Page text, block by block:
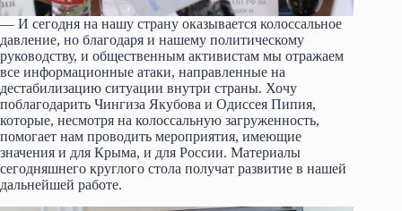
— И сегодня на нашу страну оказывается колоссальное
давление, но благодаря и нашему политическому
руководству, и общественным активистам мы отражаем
все информационные атаки, направленные на
дестабилизацию ситуации внутри страны. Хочу
поблагодарить Чингиза Якубова и Одиссея Пипия,
которые, несмотря на колоссальную загруженность,
помогает нам проводить мероприятия, имеющие
значения и для Крыма, и для России. Материалы
сегодняшнего круглого стола получат развитие в нашей
дальнейшей работе.